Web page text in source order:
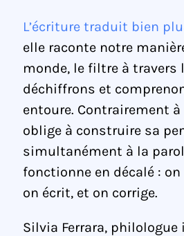
L’écriture traduit bien
elle raconte notre
monde, le filtre à travers
déchiffrons et
entoure. Contrairement à
oblige à construire sa
simultanément à la
fonctionne en décalé :
on écrit, et on corrige.
Silvia Ferrara, philologue